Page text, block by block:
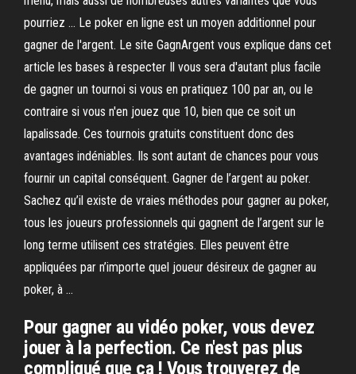
pourriez … Le poker en ligne est un moyen additionnel pour
gagner de l'argent. Le site GagnArgent vous explique dans cet
article les bases à respecter Il vous sera d'autant plus facile
de gagner un tournoi si vous en pratiquez 100 par an, ou le
contraire si vous n'en jouez que 10, bien que ce soit un
lapalissade. Ces tournois gratuits constituent donc des
avantages indéniables. Ils sont autant de chances pour vous
fournir un capital conséquent. Gagner de l’argent au poker.
Sachez qu’il existe de vraies méthodes pour gagner au poker,
tous les joueurs professionnels qui gagnent de l’argent sur le
long terme utilisent ces stratégies. Elles peuvent être
appliquées par n’importe quel joueur désireux de gagner au
poker, à …
Pour gagner au vidéo poker, vous devez
jouer à la perfection. Ce n'est pas plus
compliqué que ça ! Vous trouverez de